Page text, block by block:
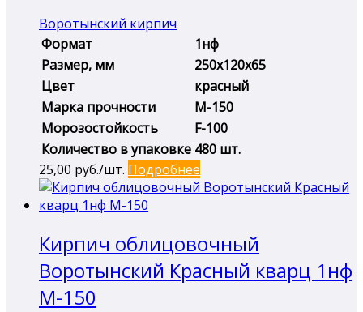
Воротынский кирпич
Формат
1нф
Размер, мм
250х120х65
Цвет
красный
Марка прочности
М-150
Морозостойкость
F-100
Количество в упаковке 480 шт.
25,00 руб./шт. Подробнее
Кирпич облицовочный
Воротынский Красный кварц 1нф
М-150